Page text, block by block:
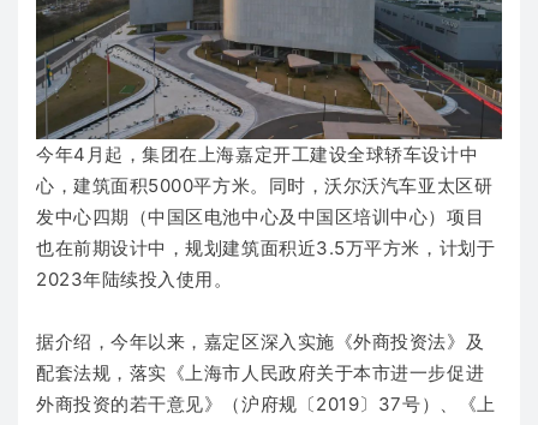
今年4月起，集团在上海嘉定开工建设全球轿车设计中
心，建筑面积5000平方米。同时，沃尔沃汽车亚太区研
发中心四期（中国区电池中心及中国区培训中心）项目
也在前期设计中，规划建筑面积近3.5万平方米，计划于
2023年陆续投入使用。
据介绍，今年以来，嘉定区深入实施《外商投资法》及
配套法规，落实《上海市人民政府关于本市进一步促进
外商投资的若干意见》（沪府规〔2019〕37号）、《上